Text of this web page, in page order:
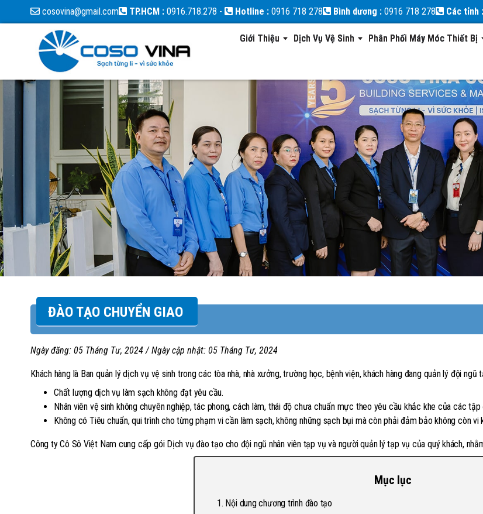
cosovina@gmail.com TP.HCM : 0916.718.278 - Hotline : 0916 718 278 Bình dương : 0916 718 278 Các tỉnh :
Giới Thiệu Dịch Vụ Vệ Sinh Phân Phối Máy Móc Thiết Bị
ĐÀO TẠO CHUYỂN GIAO
Ngày đăng: 05 Tháng Tư, 2024 / Ngày cập nhật: 05 Tháng Tư, 2024
Khách hàng là Ban quản lý dịch vụ vệ sinh trong các tòa nhà, nhà xưởng, trường học, bệnh viện, khách hàng đang quản lý đội ngũ
Chất lượng dịch vụ làm sạch không đạt yêu cầu.
Nhân viên vệ sinh không chuyên nghiệp, tác phong, cách làm, thái độ chưa chuẩn mực theo yêu cầu khắc khe của các
Không có Tiêu chuẩn, qui trình cho từng phạm vi cần làm sạch, không những sạch bụi mà còn phải đảm bảo không còn vi
Công ty Cô Sô Việt Nam cung cấp gói Dịch vụ đào tạo cho đội ngũ nhân viên tạp vụ và người quản lý tạp vụ của quý khách,
Mục lục
Nội dung chương trình đào tạo